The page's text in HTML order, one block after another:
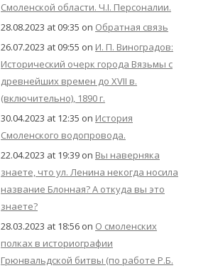
Смоленской области. Ч.I. Персоналии.
28.08.2023 at 09:35 on Обратная связь
26.07.2023 at 09:55 on И. П. Виноградов:
Исторический очерк города Вязьмы с
древнейших времен до XVII в.
(включительно), 1890 г.
30.04.2023 at 12:35 on История
Смоленского водопровода.
22.04.2023 at 19:39 on Вы наверняка
знаете, что ул. Ленина некогда носила
название Блонная? А откуда вы это
знаете?
28.03.2023 at 18:56 on О смоленских
полках в историографии
Грюнвальдской битвы (по работе Р.Б.